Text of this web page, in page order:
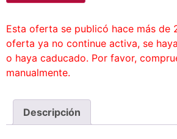
Esta oferta se publicó hace más de
oferta ya no continue activa, se
o haya caducado. Por favor,
manualmente.
Descripción